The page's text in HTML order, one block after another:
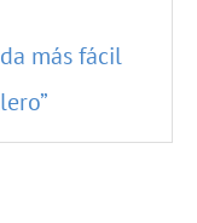
más fácil